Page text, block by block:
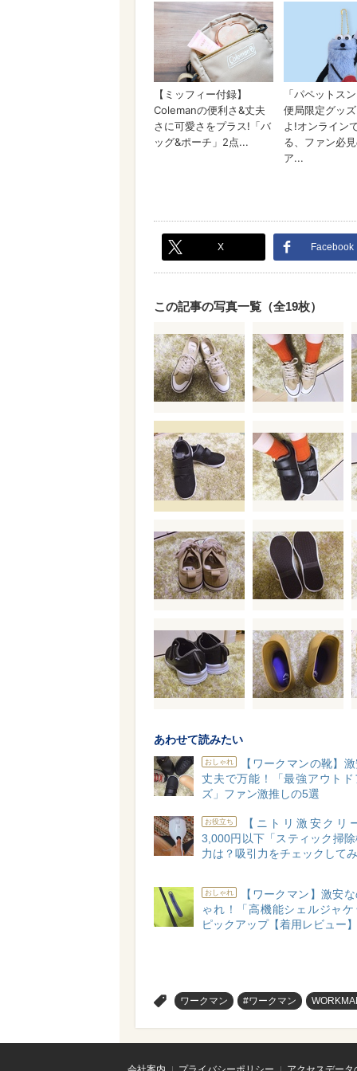
X Facebook
この記事の写真一覧（全19枚）
あわせて読みたい
おしゃれ
【ワークマンの靴】
丈夫で万能！「最強アウトド
ズ」ファン激推しの5選
お役立ち
【ニトリ激安クリ
3,000円以下「スティック掃
力は？吸引力をチェックして
おしゃれ
【ワークマン】激安
ゃれ！「高機能シェルジャ
ピックアップ【着用レビュー】
ワークマン #ワークマン